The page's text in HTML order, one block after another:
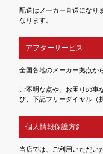
配送はメーカー直送になり
なります。
アフターサービス
全国各地のメーカー拠点か
ご不明な点や、お困りの事
び、下記フリーダイヤル（
個人情報保護方針
当店では、ご利用いただい